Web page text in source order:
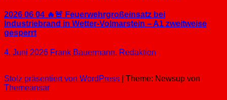
2026 06 04 🔥🚨 Feuerwehrgroßeinsatz bei
Industriebrand in Wetter-Volmarstein – A1 zweitweise
gesperrt
4. Juni 2026 Frank Bauermann, Redaktion
Stolz präsentiert von WordPress
Theme: Newsup von
Themeansar